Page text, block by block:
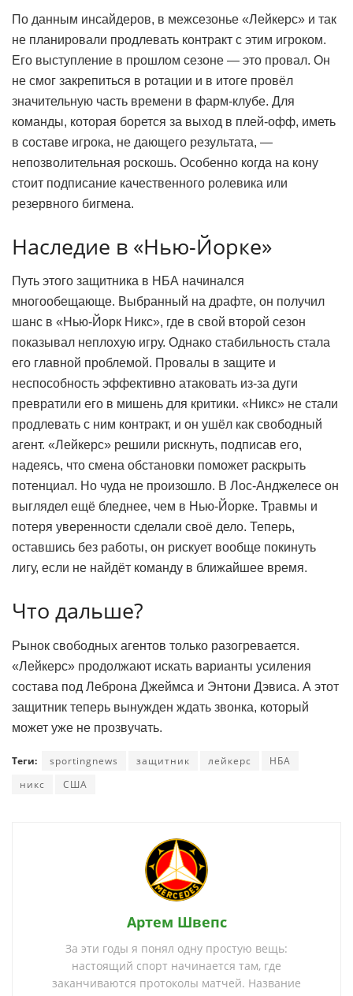
По данным инсайдеров, в межсезонье «Лейкерс» и так
не планировали продлевать контракт с этим игроком.
Его выступление в прошлом сезоне — это провал. Он
не смог закрепиться в ротации и в итоге провёл
значительную часть времени в фарм-клубе. Для
команды, которая борется за выход в плей-офф, иметь
в составе игрока, не дающего результата, —
непозволительная роскошь. Особенно когда на кону
стоит подписание качественного ролевика или
резервного бигмена.
Наследие в «Нью-Йорке»
Путь этого защитника в НБА начинался
многообещающе. Выбранный на драфте, он получил
шанс в «Нью-Йорк Никс», где в свой второй сезон
показывал неплохую игру. Однако стабильность стала
его главной проблемой. Провалы в защите и
неспособность эффективно атаковать из-за дуги
превратили его в мишень для критики. «Никс» не стали
продлевать с ним контракт, и он ушёл как свободный
агент. «Лейкерс» решили рискнуть, подписав его,
надеясь, что смена обстановки поможет раскрыть
потенциал. Но чуда не произошло. В Лос-Анджелесе он
выглядел ещё бледнее, чем в Нью-Йорке. Травмы и
потеря уверенности сделали своё дело. Теперь,
оставшись без работы, он рискует вообще покинуть
лигу, если не найдёт команду в ближайшее время.
Что дальше?
Рынок свободных агентов только разогревается.
«Лейкерс» продолжают искать варианты усиления
состава под Леброна Джеймса и Энтони Дэвиса. А этот
защитник теперь вынужден ждать звонка, который
может уже не прозвучать.
Теги: sportingnews защитник лейкерс
НБА
никс
США
Артем Швепс
За эти годы я понял одну простую вещь:
настоящий спорт начинается там, где
заканчиваются протоколы матчей. Название